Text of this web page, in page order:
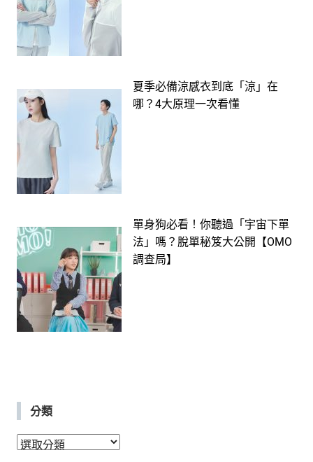
夏季必備涼感衣到底「涼」在
哪？4大原理一次看懂
單身狗必看！你聽過「宇宙下單
法」嗎？脫單秘笈大公開【OMO
調查局】
分類
分